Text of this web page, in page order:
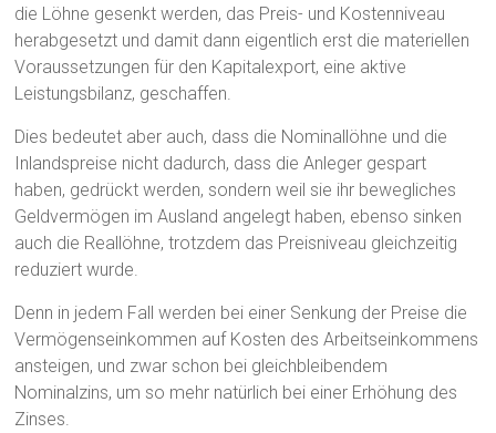
die Löhne gesenkt werden, das Preis- und Kostenniveau
herabgesetzt und damit dann eigentlich erst die materiellen
Voraussetzungen für den Kapitalexport, eine aktive
Leistungsbilanz, geschaffen.
Dies bedeutet aber auch, dass die Nominallöhne und die
Inlandspreise nicht dadurch, dass die Anleger gespart
haben, gedrückt werden, sondern weil sie ihr bewegliches
Geldvermögen im Ausland angelegt haben, ebenso sinken
auch die Reallöhne, trotzdem das Preisniveau gleichzeitig
reduziert wurde.
Denn in jedem Fall werden bei einer Senkung der Preise die
Vermögenseinkommen auf Kosten des Arbeitseinkommens
ansteigen, und zwar schon bei gleichbleibendem
Nominalzins, um so mehr natürlich bei einer Erhöhung des
Zinses.